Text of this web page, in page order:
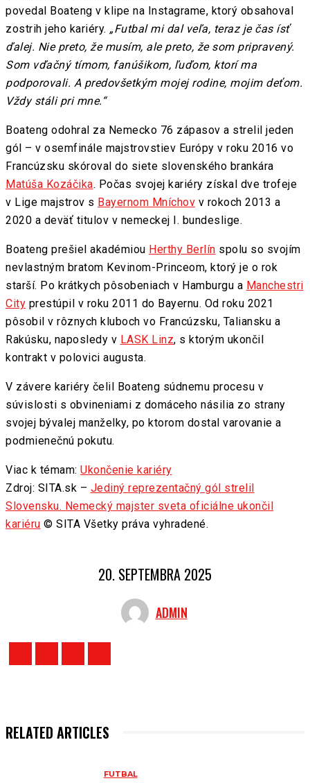
povedal Boateng v klipe na Instagrame, ktorý obsahoval
zostrih jeho kariéry. „Futbal mi dal veľa, teraz je čas ísť
ďalej. Nie preto, že musím, ale preto, že som pripravený.
Som vďačný tímom, fanúšikom, ľuďom, ktorí ma
podporovali. A predovšetkým mojej rodine, mojim deťom.
Vždy stáli pri mne.“
Boateng odohral za Nemecko 76 zápasov a strelil jeden
gól – v osemfinále majstrovstiev Európy v roku 2016 vo
Francúzsku skóroval do siete slovenského brankára
Matúša Kozáčika. Počas svojej kariéry získal dve trofeje
v Lige majstrov s Bayernom Mníchov v rokoch 2013 a
2020 a deväť titulov v nemeckej I. bundeslige.
Boateng prešiel akadémiou Herthy Berlín spolu so svojím
nevlastným bratom Kevinom-Princeom, ktorý je o rok
starší. Po krátkych pôsobeniach v Hamburgu a Manchestri
City prestúpil v roku 2011 do Bayernu. Od roku 2021
pôsobil v rôznych kluboch vo Francúzsku, Taliansku a
Rakúsku, naposledy v LASK Linz, s ktorým ukončil
kontrakt v polovici augusta.
V závere kariéry čelil Boateng súdnemu procesu v
súvislosti s obvineniami z domáceho násilia zo strany
svojej bývalej manželky, po ktorom dostal varovanie a
podmienečnú pokutu.
Viac k témam: Ukončenie kariéry
Zdroj: SITA.sk – Jediný reprezentačný gól strelil
Slovensku. Nemecký majster sveta oficiálne ukončil
kariéru © SITA Všetky práva vyhradené.
20. SEPTEMBRA 2025
ADMIN
RELATED ARTICLES
FUTBAL